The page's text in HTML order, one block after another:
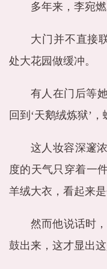
多年来，李宛
大门并不直接
处大花园做缓冲。
有人在门后等
回到‘天鹅绒炼狱’，
这人妆容深邃
度的天气只穿着一
羊绒大衣，看起来
然而他说话时
鼓出来，这才显出这